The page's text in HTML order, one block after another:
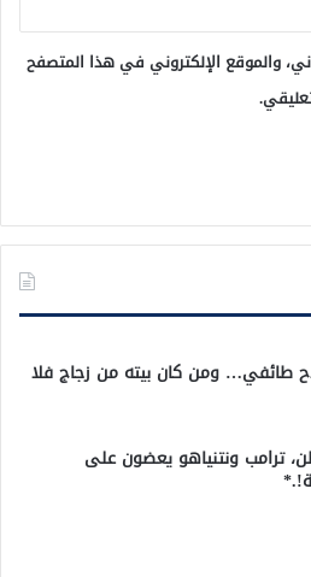
والموقع الإلكتروني في هذا المتصفح
طائفي… ومن كان بيته من زجاج فلا
ترامب ونتنياهو يعضون على